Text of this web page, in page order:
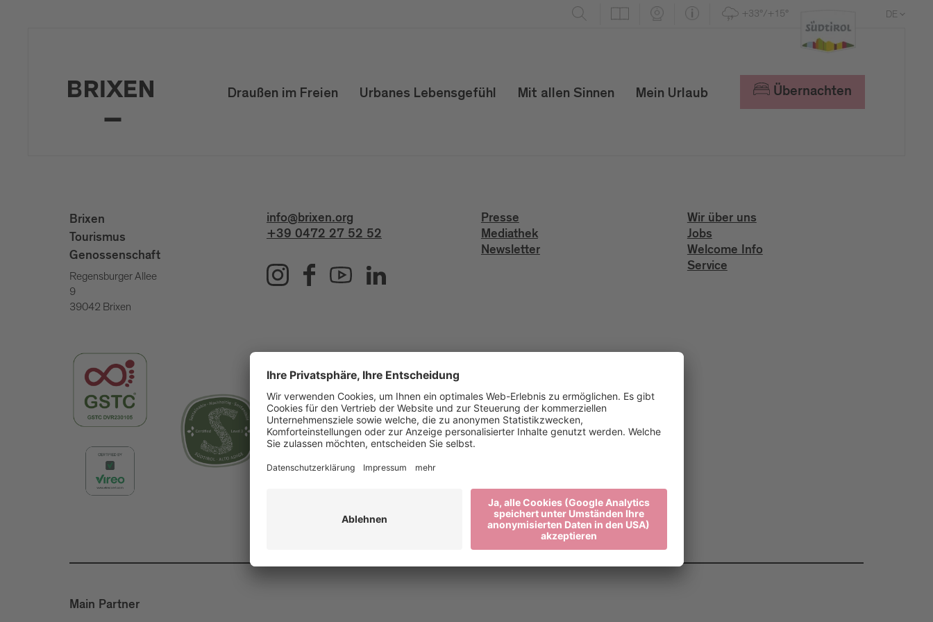
+33°/+15° DE
Draußen im Freien Urbanes Lebensgefühl Mit allen Sinnen Mein Urlaub Übernachten
Brixen
Tourismus
Genossenschaft
Regensburger Allee
9
39042 Brixen
info@brixen.org
+39 0472 27 52 52
Presse
Mediathek
Newsletter
Wir über uns
Jobs
Welcome Info
Service
Main Partner